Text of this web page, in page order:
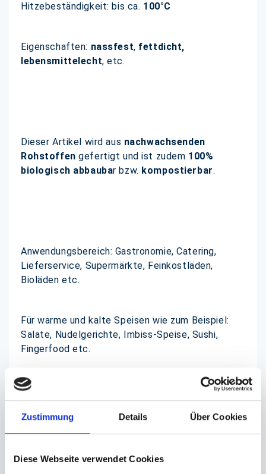
Zustimmung Details Über Cookies
Diese Webseite verwendet Cookies
Hitzebeständigkeit: bis ca. 100°C
Eigenschaften: nassfest, fettdicht,
lebensmittelecht, etc.
Dieser Artikel wird aus nachwachsenden
Rohstoffen gefertigt und ist zudem 100%
biologisch abbaubar bzw. kompostierbar.
Anwendungsbereich: Gastronomie, Catering,
Lieferservice, Supermärkte, Feinkostläden,
Bioläden etc.
Für warme und kalte Speisen wie zum Beispiel:
Salate, Nudelgerichte, Imbiss-Speise, Sushi,
Fingerfood etc.
Viele weitere Größen lieferbar. Deckel seperat
erhältlich.